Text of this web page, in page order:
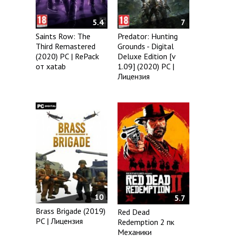
5.4
Saints Row: The
Third Remastered
(2020) PC | RePack
от xatab
7
Predator: Hunting
Grounds - Digital
Deluxe Edition [v
1.09] (2020) PC |
Лицензия
10
Brass Brigade (2019)
PC | Лицензия
5.7
Red Dead
Redemption 2 пк
Механики